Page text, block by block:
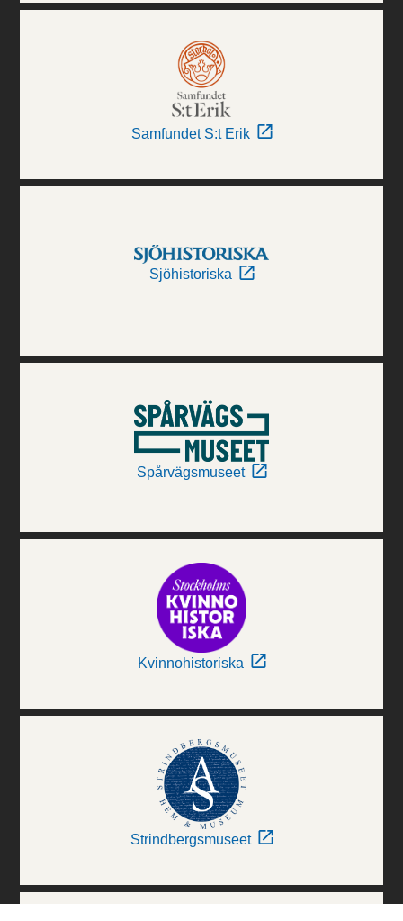
Samfundet S:t Erik
Sjöhistoriska
Spårvägsmuseet
Kvinnohistoriska
Strindbergsmuseet